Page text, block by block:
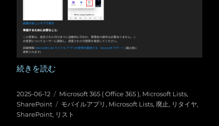
“Microsoft Lists ：モバイルアプリの廃止の予告” の
続きを読む
投
稿
日:
2025-06-12
カ
テ
ゴ
Microsoft 365 ( Office 365 ), Microsoft Lists,
SharePoint
タ
グ
モバイルアプリ , Microsoft Lists, 廃止, リタイヤ,
SharePoint, リスト